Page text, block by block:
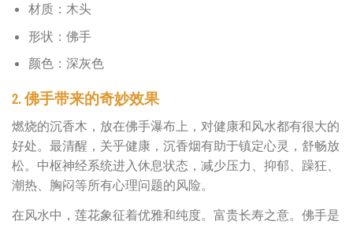
材质：木头
形状：佛手
颜色：深灰色
2. 佛手带来的奇妙效果
燃烧的沉香木，放在佛手瀑布上，对健康和风水都有很大的
好处。最清醒，关乎健康，沉香烟有助于镇定心灵，舒畅放
松。中枢神经系统进入休息状态，减少压力、抑郁、躁狂、
潮热、胸闷等所有心理问题的风险。
在风水中，莲花象征着优雅和纯度。富贵长寿之意。佛手是